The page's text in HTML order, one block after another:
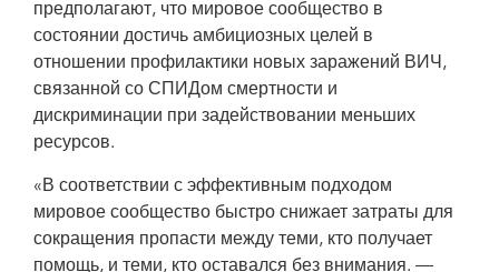
предполагают, что мировое сообщество в
состоянии достичь амбициозных целей в
отношении профилактики новых заражений ВИЧ,
связанной со СПИДом смертности и
дискриминации при задействовании меньших
ресурсов.
«В соответствии с эффективным подходом
мировое сообщество быстро снижает затраты для
сокращения пропасти между теми, кто получает
помощь, и теми, кто оставался без внимания. —